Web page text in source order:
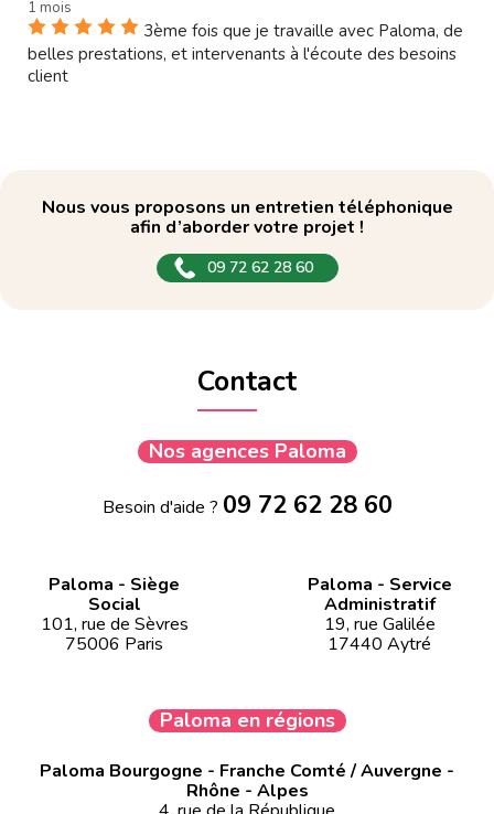
1 mois
3ème fois que je travaille avec Paloma, de
belles prestations, et intervenants à l'écoute des besoins
client
Nous vous proposons un entretien téléphonique
afin d’aborder votre projet !
09 72 62 28 60
Contact
Nos agences Paloma
Besoin d'aide ? 09 72 62 28 60
Paloma - Siège
Social
101, rue de Sèvres
75006 Paris
Paloma - Service
Administratif
19, rue Galilée
17440 Aytré
Paloma en régions
Paloma Bourgogne - Franche Comté / Auvergne -
Rhône - Alpes